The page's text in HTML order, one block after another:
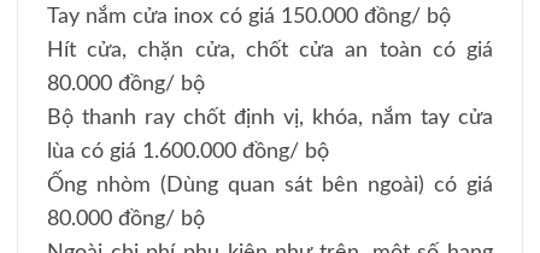
Tay nắm cửa inox có giá 150.000 đồng/ bộ
Hít cửa, chặn cửa, chốt cửa an toàn có giá
80.000 đồng/ bộ
Bộ thanh ray chốt định vị, khóa, nắm tay cửa
lùa có giá 1.600.000 đồng/ bộ
Ống nhòm (Dùng quan sát bên ngoài) có giá
80.000 đồng/ bộ